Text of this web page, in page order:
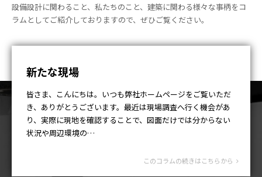
設備設計に関わること、私たちのこと、建築に関わる様々な事柄をコ
ラムとしてご紹介しておりますので、ぜひご覧ください。
新たな現場
皆さま、こんにちは。いつも弊社ホームページをご覧いただ
き、ありがとうございます。最近は現場調査へ行く機会があ
り、実際に現地を確認することで、図面だけでは分からない
状況や周辺環境の…
このコラムの続きはこちらから